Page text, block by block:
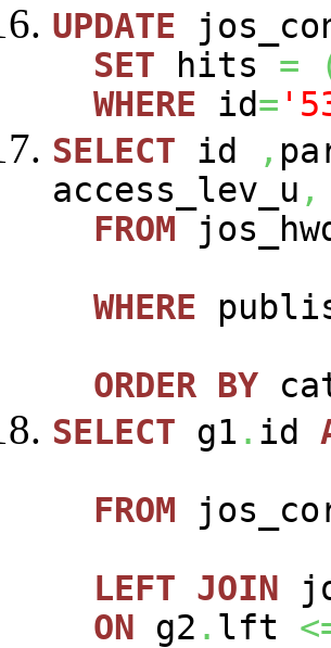
UPDATE
SET hits =
WHERE id=
SELECT id ,
access_lev_u ,
FROM
WHERE
ORDER BY
SELECT g1 . id
FROM
LEFT JOIN
ON g2 . lft